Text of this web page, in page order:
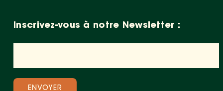
Inscrivez-vous à notre Newsletter :